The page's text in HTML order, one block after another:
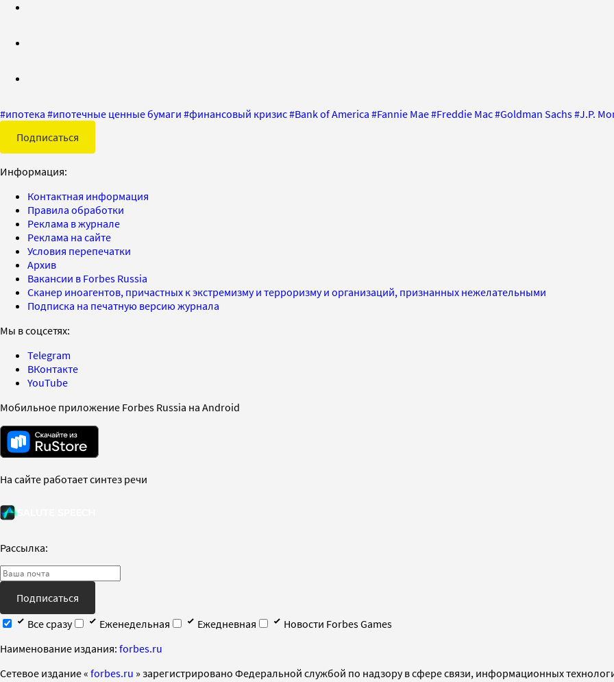
#ипотека #ипотечные ценные бумаги #финансовый кризис#Bank of America #Fannie Mae#Freddie Mac#Goldman Sachs#J.P.
Подписаться
Информация:
Контактная информация
Правила обработки
Реклама в журнале
Реклама на сайте
Условия перепечатки
Архив
Вакансии в Forbes Russia
Сканер иноагентов, причастных к экстремизму и терроризму и организаций, признанных нежелательными
Подписка на печатную версию журнала
Мы в соцсетях:
Telegram
ВКонтакте
YouTube
Мобильное приложение Forbes Russia на Android
На сайте работает синтез речи
Рассылка:
Подписаться
Все сразу
Еженедельная Ежедневная
Новости Forbes Games
Наименование издания: forbes.ru
Cетевое издание « forbes.ru » зарегистрировано Федеральной службой по надзору в сфере связи, информационных